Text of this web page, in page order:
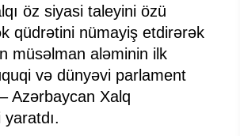
öz siyasi taleyini özü
qüdrətini nümayiş etdirərək
müsəlman aləminin ilk
və dünyəvi parlament
Azərbaycan Xalq